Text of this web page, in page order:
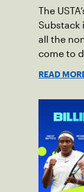
The
Substack
all the
come to
READ